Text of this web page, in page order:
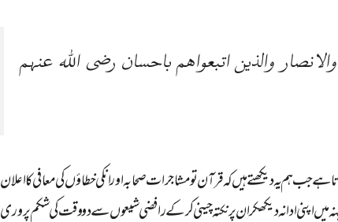
والذین اتبعواھم باحسان رضی اللہ عنہم
ہے جب ہم یہ دیکھتے ہیں کہ قرآن تو مشاجرات صحابہ اور انکی خطاؤں کی معافی کا اعلان
میں اپنی ادا نہ دیکھکر ان پر نکتہ چینی کرکے رافضی شیعوں سے دو وقت کی شکم پروری